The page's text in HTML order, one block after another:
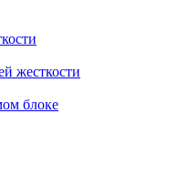
жесткости
блоке